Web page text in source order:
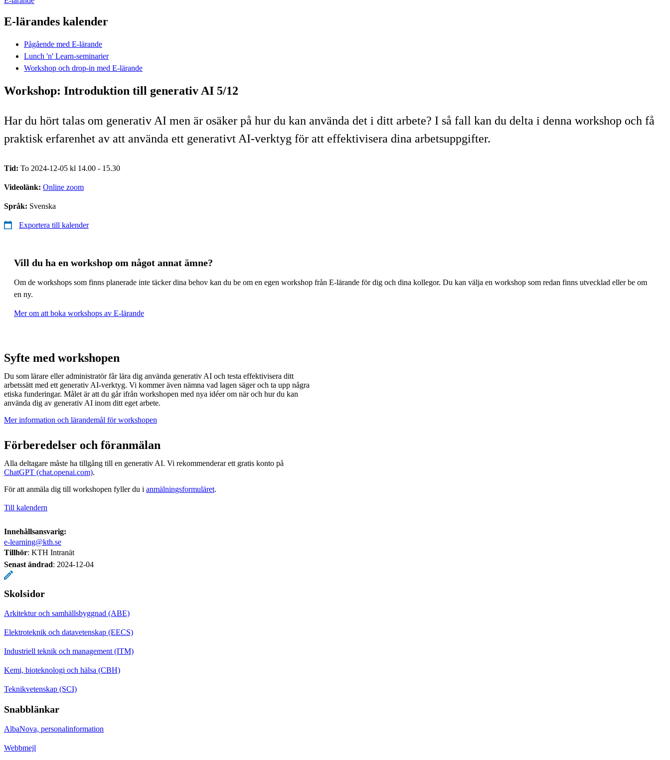
E-lärandes kalender
Pågående med E-lärande
Lunch 'n' Learn-seminarier
Workshop och drop-in med E-lärande
Workshop: Introduktion till generativ AI 5/12
Har du hört talas om generativ AI men är osäker på hur du kan använda det i ditt arbete? I så fall kan du delta i denna workshop och få
praktisk erfarenhet av att använda ett generativt AI-verktyg för att effektivisera dina arbetsuppgifter.
Tid: To 2024-12-05 kl 14.00 - 15.30
Videolänk: Online zoom
Språk: Svenska
Exportera till kalender
Vill du ha en workshop om något annat ämne?
Om de workshops som finns planerade inte täcker dina behov kan du be om en egen workshop från E-lärande för dig och dina kollegor. Du kan välja en workshop som redan finns utvecklad eller be om
en ny.
Mer om att boka workshops av E-lärande
Syfte med workshopen
Du som lärare eller administratör får lära dig använda generativ AI och testa effektivisera ditt
arbetssätt med ett generativ AI-verktyg. Vi kommer även nämna vad lagen säger och ta upp några
etiska funderingar. Målet är att du går ifrån workshopen med nya idéer om när och hur du kan
använda dig av generativ AI inom ditt eget arbete.
Mer information och lärandemål för workshopen
Förberedelser och föranmälan
Alla deltagare måste ha tillgång till en generativ AI. Vi rekommenderar ett gratis konto på
ChatGPT (chat.openai.com).
För att anmäla dig till workshopen fyller du i anmälningsformuläret.
Till kalendern
Innehållsansvarig:
e-learning@kth.se
Tillhör: KTH Intranät
Senast ändrad: 2024-12-04
Skolsidor
Arkitektur och samhällsbyggnad (ABE)
Elektroteknik och datavetenskap (EECS)
Industriell teknik och management (ITM)
Kemi, bioteknologi och hälsa (CBH)
Teknikvetenskap (SCI)
Snabblänkar
AlbaNova, personalinformation
Webbmejl